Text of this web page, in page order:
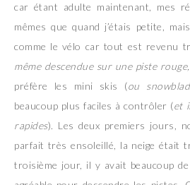
car étant adulte maintenant, mes
mêmes que quand j’étais petite,
comme le vélo car tout est revenu
même descendue sur une piste
préfère les mini skis (ou
beaucoup plus faciles à contrôler (et
rapides). Les deux premiers jours,
parfait très ensoleillé, la neige était
troisième jour, il y avait beaucoup